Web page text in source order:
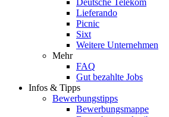
Deutsche Telekom
Lieferando
Picnic
Sixt
Weitere Unternehmen
Mehr
FAQ
Gut bezahlte Jobs
Infos & Tipps
Bewerbungstipps
Bewerbungsmappe